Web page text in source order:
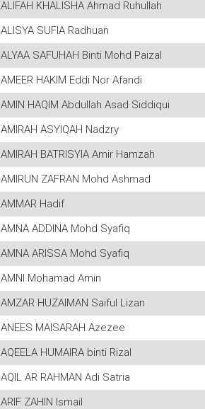
ALIFAH KHALISHA Ahmad Ruhullah
ALISYA SUFIA Radhuan
ALYAA SAFUHAH Binti Mohd Paizal
AMEER HAKIM Eddi Nor Afandi
AMIN HAQIM Abdullah Asad Siddiqui
AMIRAH ASYIQAH Nadzry
AMIRAH BATRISYIA Amir Hamzah
AMIRUN ZAFRAN Mohd Ashmad
AMMAR Hadif
AMNA ADDINA Mohd Syafiq
AMNA ARISSA Mohd Syafiq
AMNI Mohamad Amin
AMZAR HUZAIMAN Saiful Lizan
ANEES MAISARAH Azezee
AQEELA HUMAIRA binti Rizal
AQIL AR RAHMAN Adi Satria
ARIF ZAHIN Ismail